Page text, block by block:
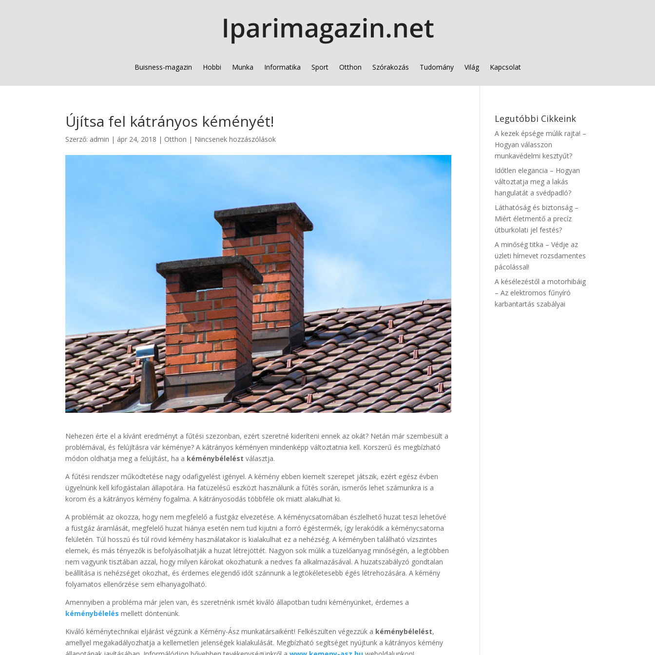
Buisness-magazin Hobbi Munka Informatika Sport Otthon Szórakozás Tudomány Világ Kapcsolat
Újítsa fel kátrányos kéményét!
Szerző: admin | ápr 24, 2018 | Otthon | Nincsenek hozzászólások
Nehezen érte el a kívánt eredményt a fűtési szezonban, ezért szeretné kideríteni ennek az okát? Netán már szembesült a
problémával, és felújításra vár kéménye? A kátrányos kéményen mindenképp változtatnia kell. Korszerű és megbízható
módon oldhatja meg a felújítást, ha a kéménybéleléstválasztja.
A fűtési rendszer működtetése nagy odafigyelést igényel. A kémény ebben kiemelt szerepet játszik, ezért egész évben
ügyelnünk kell kifogástalan állapotára. Ha fatüzelésű eszközt használunk a fűtés során, ismerős lehet számunkra is a
korom és a kátrányos kémény fogalma. A kátrányosodás többféle ok miatt alakulhat ki.
A problémát az okozza, hogy nem megfelelő a füstgáz elvezetése. A kéménycsatornában észlelhető huzat teszi lehetővé
a füstgáz áramlását, megfelelő huzat hiánya esetén nem tud kijutni a forró égéstermék, így lerakódik a kéménycsatorna
felületén. Túl hosszú és túl rövid kémény használatakor is kialakulhat ez a nehézség. A kéményben található vízszintes
elemek, és más tényezők is befolyásolhatják a huzat létrejöttét. Nagyon sok múlik a tüzelőanyag minőségén, a legtöbben
nem vagyunk tisztában azzal, hogy milyen károkat okozhatunk a nedves fa alkalmazásával. A huzatszabályzó gondtalan
beállítása is nehézséget okozhat, és érdemes elegendő időt szánnunk a legtökéletesebb égés létrehozására. A kémény
folyamatos ellenőrzése sem elhanyagolható.
Amennyiben a probléma már jelen van, és szeretnénk ismét kiváló állapotban tudni kéményünket, érdemes a
kéménybélelésmellett döntenünk.
Kiváló kéménytechnikai eljárást végzünk a Kémény-Ász munkatársaiként! Felkészülten végezzük a kéménybélelést,
amellyel megakadályozhatja a kellemetlen jelenségek kialakulását. Megbízható segítséget nyújtunk a kátrányos kémény
Legutóbbi Cikkeink
A kezek épsége múlik rajta! –
Hogyan válasszon
munkavédelmi kesztyűt?
Időtlen elegancia – Hogyan
változtatja meg a lakás
hangulatát a svédpadló?
Láthatóság és biztonság –
Miért életmentő a precíz
útburkolati jel festés?
A minőség titka – Védje az
üzleti hírnevet rozsdamentes
pácolással!
A késélezéstől a motorhibáig
– Az elektromos fűnyíró
karbantartás szabályai